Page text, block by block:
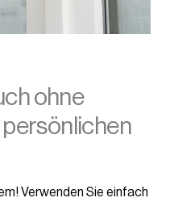
ohne
persönlichen
Verwenden Sie einfach